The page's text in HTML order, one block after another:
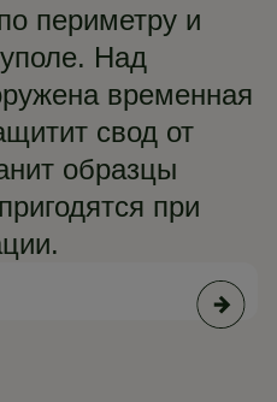
периметру и
Над
временная
свод от
образцы
при